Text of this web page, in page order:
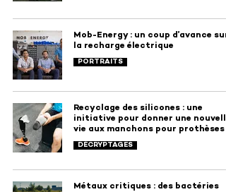
Mob-Energy : un coup d’avance sur
la recharge électrique
PORTRAITS
Recyclage des silicones : une
initiative pour donner une nouvelle
vie aux manchons pour prothèses
DÉCRYPTAGES
Métaux critiques : des bactéries